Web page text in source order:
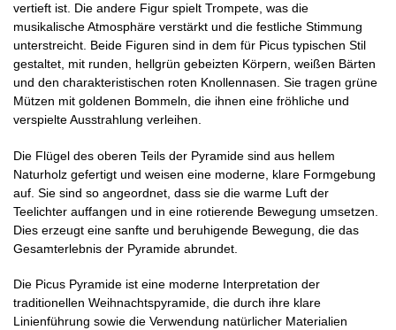
vertieft ist. Die andere Figur spielt Trompete, was die
musikalische Atmosphäre verstärkt und die festliche Stimmung
unterstreicht. Beide Figuren sind in dem für Picus typischen Stil
gestaltet, mit runden, hellgrün gebeizten Körpern, weißen Bärten
und den charakteristischen roten Knollennasen. Sie tragen grüne
Mützen mit goldenen Bommeln, die ihnen eine fröhliche und
verspielte Ausstrahlung verleihen.
Die Flügel des oberen Teils der Pyramide sind aus hellem
Naturholz gefertigt und weisen eine moderne, klare Formgebung
auf. Sie sind so angeordnet, dass sie die warme Luft der
Teelichter auffangen und in eine rotierende Bewegung umsetzen.
Dies erzeugt eine sanfte und beruhigende Bewegung, die das
Gesamterlebnis der Pyramide abrundet.
Die Picus Pyramide ist eine moderne Interpretation der
traditionellen Weihnachtspyramide, die durch ihre klare
Linienführung sowie die Verwendung natürlicher Materialien